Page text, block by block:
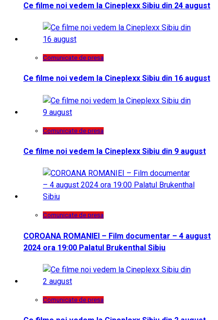
Ce filme noi vedem la Cineplexx Sibiu din 24 august
Comunicate de presa
Ce filme noi vedem la Cineplexx Sibiu din 16 august
Comunicate de presa
Ce filme noi vedem la Cineplexx Sibiu din 9 august
Comunicate de presa
COROANA ROMANIEI – Film documentar – 4 august
2024 ora 19:00 Palatul Brukenthal Sibiu
Comunicate de presa